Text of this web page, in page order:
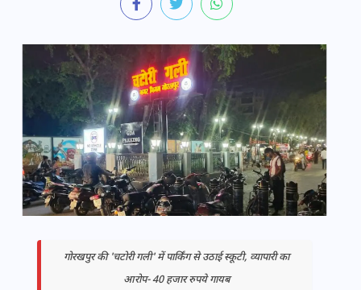
गोरखपुर की 'चटोरी गली' में पार्किंग से उठाई स्कूटी, व्यापारी का
आरोप- 40 हजार रुपये गायब